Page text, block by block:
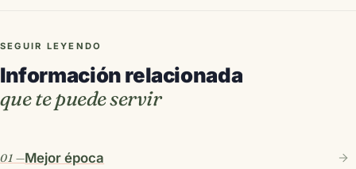
SEGUIR LEYENDO
Información relacionada
que te puede servir
Mejor época